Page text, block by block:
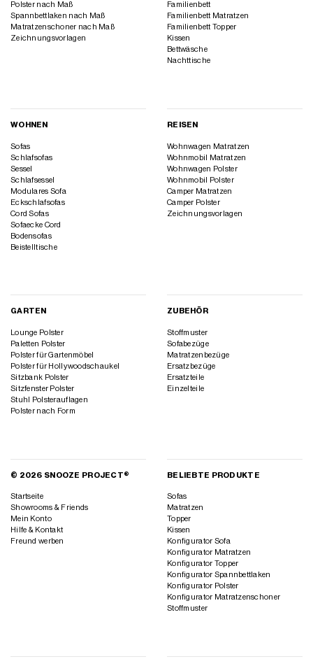
Polster nach Maß
Spannbettlaken nach Maß
Matratzenschoner nach Maß
Zeichnungsvorlagen
Familienbett
Familienbett Matratzen
Familienbett Topper
Kissen
Bettwäsche
Nachttische
WOHNEN
Sofas
Schlafsofas
Sessel
Schlafsessel
Modulares Sofa
Eckschlafsofas
Cord Sofas
Sofaecke Cord
Bodensofas
Beistelltische
REISEN
Wohnwagen Matratzen
Wohnmobil Matratzen
Wohnwagen Polster
Wohnmobil Polster
Camper Matratzen
Camper Polster
Zeichnungsvorlagen
GARTEN
Lounge Polster
Paletten Polster
Polster für Gartenmöbel
Polster für Hollywoodschaukel
Sitzbank Polster
Sitzfenster Polster
Stuhl Polsterauflagen
Polster nach Form
ZUBEHÖR
Stoffmuster
Sofabezüge
Matratzenbezüge
Ersatzbezüge
Ersatzteile
Einzelteile
© 2026 SNOOZE PROJECT®
Startseite
Showrooms & Friends
Mein Konto
Hilfe & Kontakt
Freund werben
BELIEBTE PRODUKTE
Sofas
Matratzen
Topper
Kissen
Konfigurator Sofa
Konfigurator Matratzen
Konfigurator Topper
Konfigurator Spannbettlaken
Konfigurator Polster
Konfigurator Matratzenschoner
Stoffmuster